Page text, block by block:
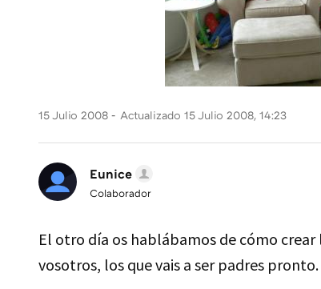
15 Julio 2008 Actualizado 15 Julio 2008, 14:23
Eunice
Colaborador
El otro día os hablábamos de cómo crear
vosotros, los que vais a ser padres